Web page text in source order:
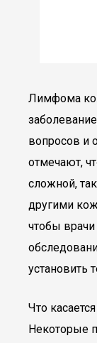
Лимфома
вопросов и
отмечают,
сложной,
другими
чтобы
установить
Что
Некоторые